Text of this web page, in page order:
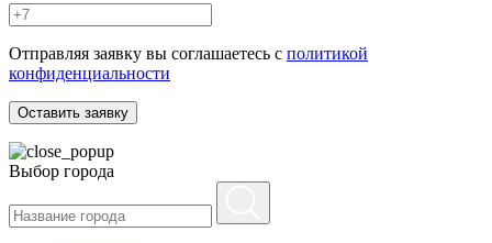
Отправляя заявку вы соглашаетесь с политикой
конфиденциальности
Оставить заявку
Выбор города